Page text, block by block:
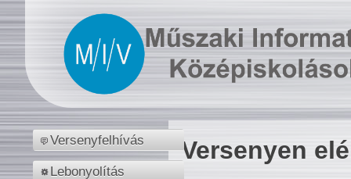
Versenyfelhívás
Lebonyolítás
Versenyen